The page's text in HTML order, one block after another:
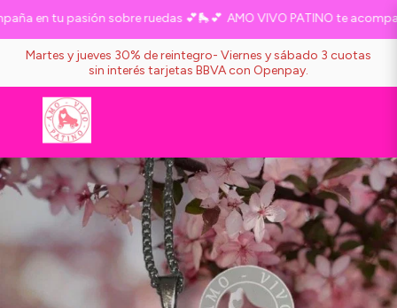
en tu pasión sobre ruedas 💕🛼💕 AMO VIVO PATINO te
Martes y jueves 30% de reintegro- Viernes y sábado 3 cuotas
sin interés tarjetas BBVA con Openpay.